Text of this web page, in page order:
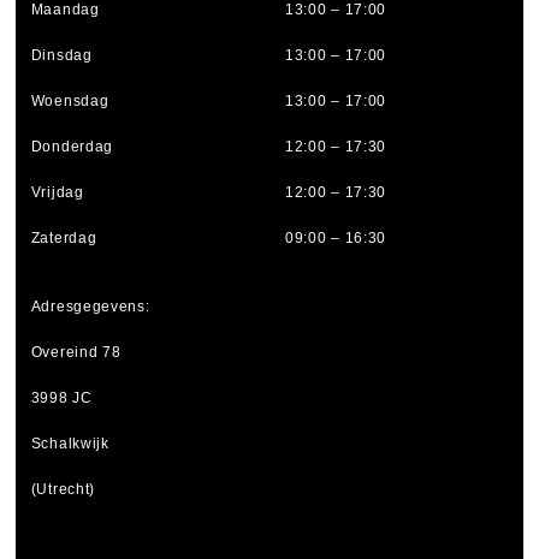
Maandag 13:00 – 17:00
Dinsdag 13:00 – 17:00
Woensdag 13:00 – 17:00
Donderdag 12:00 – 17:30
Vrijdag 12:00 – 17:30
Zaterdag 09:00 – 16:30
Adresgegevens:
Overeind 78
3998 JC
Schalkwijk
(Utrecht)